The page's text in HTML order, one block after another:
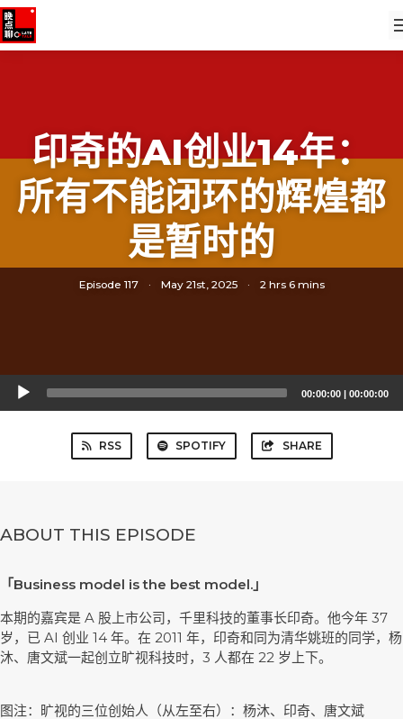
印奇的AI创业14年：
所有不能闭环的辉煌都
是暂时的
Episode 117 · May 21st, 2025 · 2 hrs 6 mins
Audio
Player
00:00:00 | 00:00:00
RSS SPOTIFY SHARE
ABOUT THIS EPISODE
「Business model is the best model.」
本期的嘉宾是 A 股上市公司，千里科技的董事长印奇。他今年 37
岁，已 AI 创业 14 年。在 2011 年，印奇和同为清华姚班的同学，杨
沐、唐文斌一起创立旷视科技时，3 人都在 22 岁上下。
图注：旷视的三位创始人（从左至右）：杨沐、印奇、唐文斌